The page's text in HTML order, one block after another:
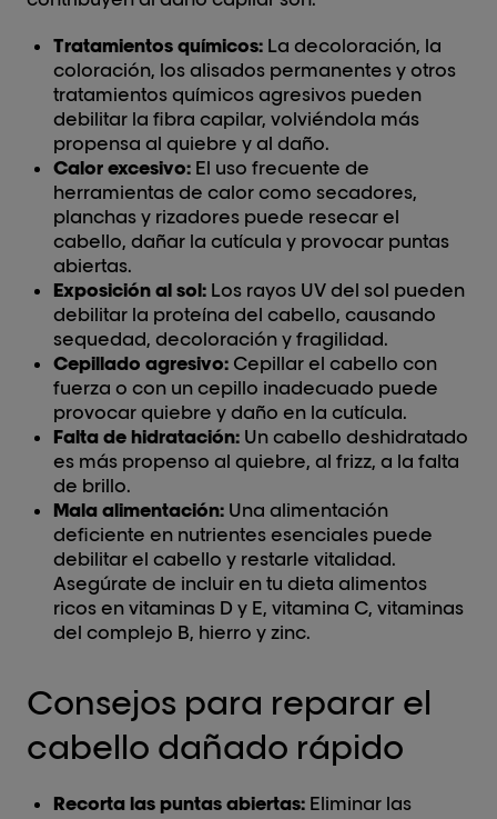
Tratamientos químicos: La decoloración, la
coloración, los alisados permanentes y otros
tratamientos químicos agresivos pueden
debilitar la fibra capilar, volviéndola más
propensa al quiebre y al daño.
Calor excesivo: El uso frecuente de
herramientas de calor como secadores,
planchas y rizadores puede resecar el
cabello, dañar la cutícula y provocar puntas
abiertas.
Exposición al sol: Los rayos UV del sol pueden
debilitar la proteína del cabello, causando
sequedad, decoloración y fragilidad.
Cepillado agresivo: Cepillar el cabello con
fuerza o con un cepillo inadecuado puede
provocar quiebre y daño en la cutícula.
Falta de hidratación: Un cabello deshidratado
es más propenso al quiebre, al frizz, a la falta
de brillo.
Mala alimentación: Una alimentación
deficiente en nutrientes esenciales puede
debilitar el cabello y restarle vitalidad.
Asegúrate de incluir en tu dieta alimentos
ricos en vitaminas D y E, vitamina C, vitaminas
del complejo B, hierro y zinc.
Consejos para reparar el
cabello dañado rápido
Recorta las puntas abiertas: Eliminar las